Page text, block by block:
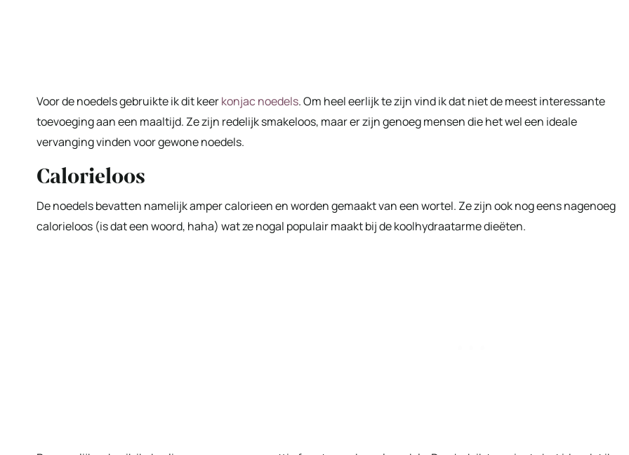
Voor de noedels gebruikte ik dit keerkonjac noedels. Om heel eerlijk te zijn vind ik dat niet de meest interessante
toevoeging aan een maaltijd. Ze zijn redelijk smakeloos, maar er zijn genoeg mensen die het wel een ideale
vervanging vinden voor gewone noedels.
Calorieloos
De noedels bevatten namelijk amper calorieen en worden gemaakt van een wortel. Ze zijn ook nog eens nagenoeg
calorieloos (is dat een woord, haha) wat ze nogal populair maakt bij de koolhydraatarme dieëten.